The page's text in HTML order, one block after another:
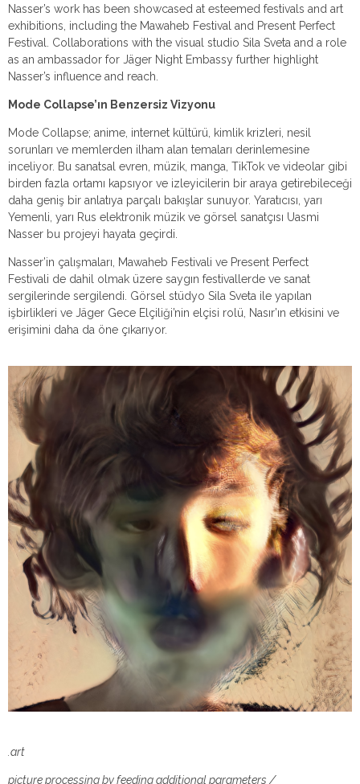
Nasser’s work has been showcased at esteemed festivals and art
exhibitions, including the Mawaheb Festival and Present Perfect
Festival. Collaborations with the visual studio Sila Sveta and a role
as an ambassador for Jäger Night Embassy further highlight
Nasser’s influence and reach.
Mode Collapse’ın Benzersiz Vizyonu
Mode Collapse; anime, internet kültürü, kimlik krizleri, nesil
sorunları ve memlerden ilham alan temaları derinlemesine
inceliyor. Bu sanatsal evren, müzik, manga, TikTok ve videolar gibi
birden fazla ortamı kapsıyor ve izleyicilerin bir araya getirebileceği
daha geniş bir anlatıya parçalı bakışlar sunuyor. Yaratıcısı, yarı
Yemenli, yarı Rus elektronik müzik ve görsel sanatçısı Uasmi
Nasser bu projeyi hayata geçirdi.
Nasser’in çalışmaları, Mawaheb Festivali ve Present Perfect
Festivali de dahil olmak üzere saygın festivallerde ve sanat
sergilerinde sergilendi. Görsel stüdyo Sila Sveta ile yapılan
işbirlikleri ve Jäger Gece Elçiliği’nin elçisi rolü, Nasır’ın etkisini ve
erişimini daha da öne çıkarıyor.
.art
picture processing by feeding additional parameters /